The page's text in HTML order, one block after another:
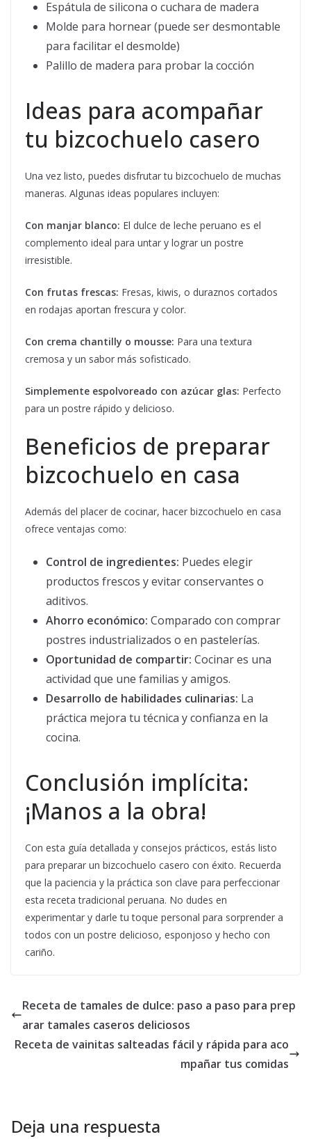
Espátula de silicona o cuchara de madera
Molde para hornear (puede ser desmontable
para facilitar el desmolde)
Palillo de madera para probar la cocción
Ideas para acompañar
tu bizcochuelo casero
Una vez listo, puedes disfrutar tu bizcochuelo de muchas
maneras. Algunas ideas populares incluyen:
Con manjar blanco: El dulce de leche peruano es el
complemento ideal para untar y lograr un postre
irresistible.
Con frutas frescas: Fresas, kiwis, o duraznos cortados
en rodajas aportan frescura y color.
Con crema chantilly o mousse: Para una textura
cremosa y un sabor más sofisticado.
Simplemente espolvoreado con azúcar glas: Perfecto
para un postre rápido y delicioso.
Beneficios de preparar
bizcochuelo en casa
Además del placer de cocinar, hacer bizcochuelo en casa
ofrece ventajas como:
Control de ingredientes: Puedes elegir
productos frescos y evitar conservantes o
aditivos.
Ahorro económico: Comparado con comprar
postres industrializados o en pastelerías.
Oportunidad de compartir: Cocinar es una
actividad que une familias y amigos.
Desarrollo de habilidades culinarias: La
práctica mejora tu técnica y confianza en la
cocina.
Conclusión implícita:
¡Manos a la obra!
Con esta guía detallada y consejos prácticos, estás listo
para preparar un bizcochuelo casero con éxito. Recuerda
que la paciencia y la práctica son clave para perfeccionar
esta receta tradicional peruana. No dudes en
experimentar y darle tu toque personal para sorprender a
todos con un postre delicioso, esponjoso y hecho con
cariño.
Receta de tamales de dulce: paso a paso para prep
arar tamales caseros deliciosos
Receta de vainitas salteadas fácil y rápida para aco
mpañar tus comidas
Deja una respuesta